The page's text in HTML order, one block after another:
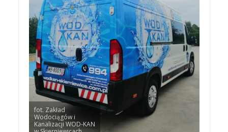
fot. Zakład
Wodociągów i
Kanalizacji WOD-KAN